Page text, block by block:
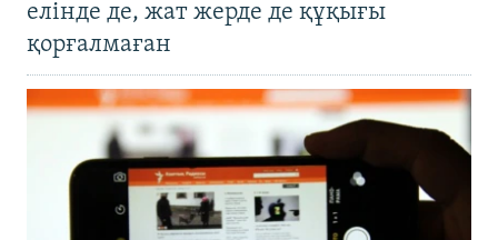
елінде де, жат жерде де құқығы
қорғалмаған